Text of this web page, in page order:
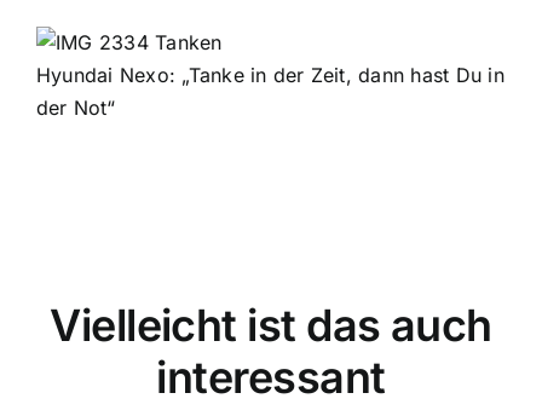
Hyundai Nexo: „Tanke in der Zeit, dann hast Du in
der Not“
Vielleicht ist das auch
interessant